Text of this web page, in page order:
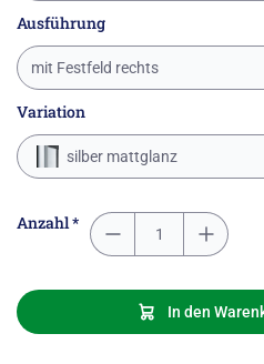
Ausführung
mit Festfeld rechts
Variation
silber mattglanz
Anzahl *
In den